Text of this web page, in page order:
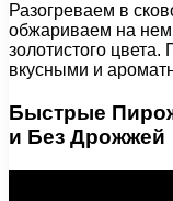
Разогреваем в
обжариваем на нем
золотистого
вкусными и
Быстрые
и Без Дрожжей